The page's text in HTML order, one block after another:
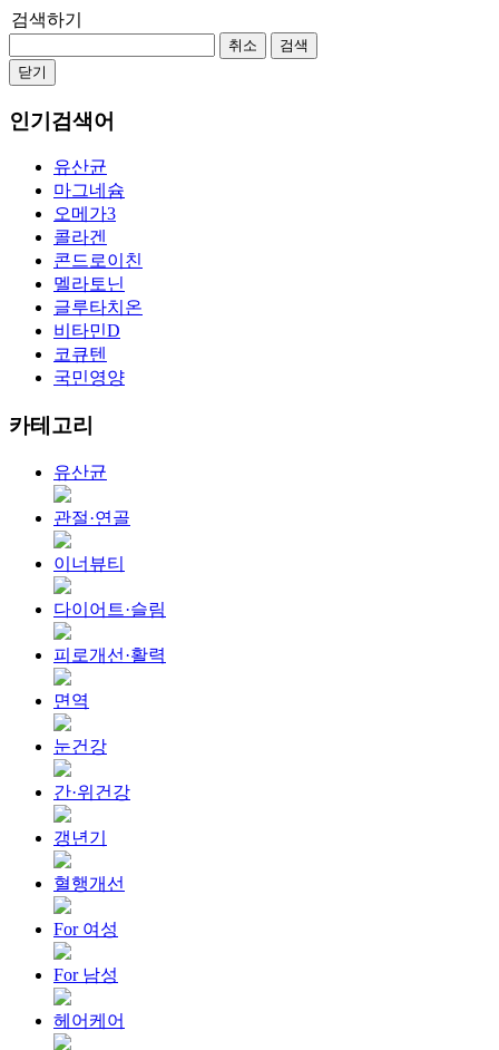
검색하기
취소
검색
닫기
인기검색어
유산균
마그네슘
오메가3
콜라겐
콘드로이친
멜라토닌
글루타치온
비타민D
코큐텐
국민영양
카테고리
유산균
관절·연골
이너뷰티
다이어트·슬림
피로개선·활력
면역
눈건강
간·위건강
갱년기
혈행개선
For 여성
For 남성
헤어케어